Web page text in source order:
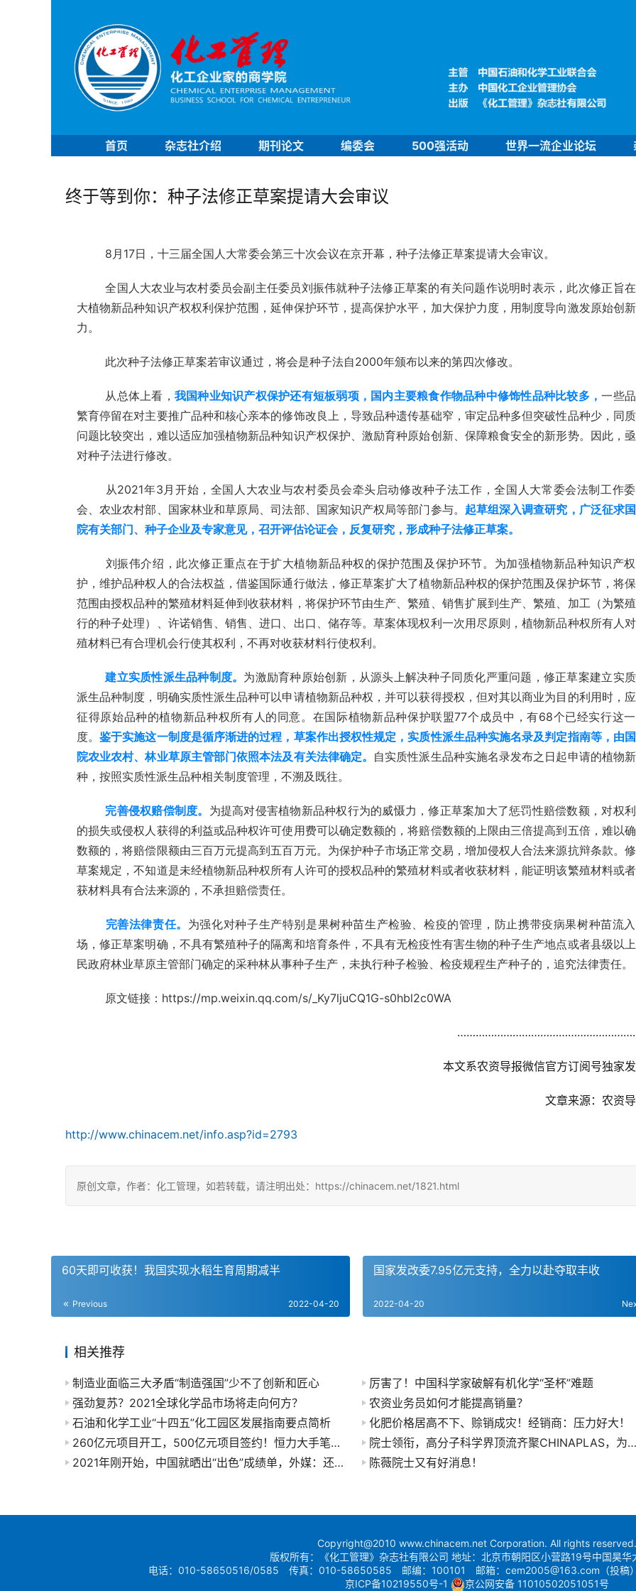
首页 杂志社介绍 期刊论文 编委会 500强活动 世界一流企业论坛
终于等到你：种子法修正草案提请大会审议
8月17日，十三届全国人大常委会第三十次会议在京开幕，种子法修正草案提请大会审议。
全国人大农业与农村委员会副主任委员刘振伟就种子法修正草案的有关问题作说明时表示， 此次修正旨
大植物新品种知识产权权利保护范围，延伸保护环节，提高保护水平，加大保护力度，用制度导向激发原始创
力。
此次种子法修正草案若审议通过，将会是种子法自2000年颁布以来的第四次修改。
从总体上看， 我国种业知识产权保护还有短板弱项，国内主要粮食作物品种中修饰性品种比较多，一些
繁育停留在对主要推广品种和核心亲本的修饰改良上， 导致品种遗传基础窄，审定品种多但突破性品种少，同
问题比较突出，难以适应加强植物新品种知识产权保护、激励育种原始创新、保障粮食安全的新形势。 因此，
对种子法进行修改。
从2021年3月开始，全国人大农业与农村委员会牵头启动修改种子法工作，全国人大常委会法制工作
会、农业农村部、国家林业和草原局、司法部、国家知识产权局等部门参与。 起草组深入调查研究，广泛征求
院有关部门、种子企业及专家意见，召开评估论证会，反复研究，形成种子法修正草案。
刘振伟介绍，此次修正重点在于扩大植物新品种权的保护范围及保护环节。为加强植物新品种知识产
护，维护品种权人的合法权益，借鉴国际通行做法，修正草案扩大了植物新品种权的保护范围及保护坏节，将
范围由授权品种的繁殖材料延伸到收获材料，将保护环节由生产、繁殖、销售扩展到生产、繁殖、加工（为繁
行的种子处理）、许诺销售、销售、进口、出口、储存等。草案体现权利一次用尽原则，植物新品种权所有人
殖材料已有合理机会行使其权利，不再对收获材料行使权利。
建立实质性派生品种制度。 为激励育种原始创新，从源头上解决种子同质化严重问题，修正草案建立实
派生品种制度，明确实质性派生品种可以申请植物新品种权，并可以获得授权，但对其以商业为目的利用时，
征得原始品种的植物新品种权所有人的同意。在国际植物新品种保护联盟77个成员中，有68个已经实行这
度。鉴于实施这一制度是循序渐进的过程，草案作出授权性规定，实质性派生品种实施名录及判定指南等，由
院农业农村、林业草原主管部门依照本法及有关法律确定。 自实质性派生品种实施名录发布之日起申请的植物
种，按照实质性派生品种相关制度管理，不溯及既往。
完善侵权赔偿制度。 为提高对侵害植物新品种权行为的威慑力，修正草案加大了惩罚性赔偿数额，对权
的损失或侵权人获得的利益或品种权许可使用费可以确定数额的，将赔偿数额的上限由三倍提高到五倍，难以
数额的，将赔偿限额由三百万元提高到五百万元。 为保护种子市场正常交易，增加侵权人合法来源抗辩条款。
草案规定，不知道是未经植物新品种权所有人许可的授权品种的繁殖材料或者收获材料，能证明该繁殖材料或
获材料具有合法来源的，不承担赔偿责任。
完善法律责任。 为强化对种子生产特别是果树种苗生产检验、检疫的管理，防止携带疫病果树种苗流
场，修正草案明确，不具有繁殖种子的隔离和培育条件，不具有无检疫性有害生物的种子生产地点或者县级以
民政府林业草原主管部门确定的采种林从事种子生产，未执行种子检验、检疫规程生产种子的，追究法律责任。
原文链接：https://mp.weixin.qq.com/s/_Ky7ljuCQ1G-s0hbl2c0WA
本文系农资导报微信官方订阅号独家
文章来源：农资
http://www.chinacem.net/info.asp?id=2793
原创文章，作者：化工管理，如若转载，请注明出处：https://chinacem.net/1821.html
60天即可收获！我国实现水稻生育周期减半
Previous 2022-04-20
国家发改委7.95亿元支持，全力以赴夺取丰收
2022-04-20
相关推荐
制造业面临三大矛盾“制造强国”少不了创新和匠心
厉害了！中国科学家破解有机化学“圣杯”难题
强劲复苏？2021全球化学品市场将走向何方？
农资业务员如何才能提高销量？
石油和化学工业“十四五”化工园区发展指南要点简析
化肥价格居高不下、赊销成灾！经销商：压力好大！
260亿元项目开工，500亿元项目签约！恒力大手笔投资大连
院士领衔，高分子科学界顶流齐聚CHINAPLAS，为了啥事儿？
2021年刚开始，中国就晒出“出色”成绩单，外媒：还是得看中国
陈薇院士又有好消息！
Copyright@2010 www.chinacem.net Corporation. All rights reserved.
版权所有：《化工管理》杂志社有限公司 地址：北京市朝阳区小营路19号中国昊华
电话：010-58650516/0585 传真：010-58650585 邮编：100101 邮箱：cem2005@163.com（投稿）
京ICP备10219550号-1
京公网安备 11010502051051号